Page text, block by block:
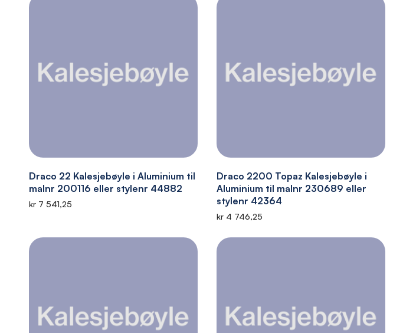
Draco 22 Kalesjebøyle i Aluminium til
malnr 200116 eller stylenr 44882
kr 7 541,25
Draco 2200 Topaz Kalesjebøyle i
Aluminium til malnr 230689 eller
stylenr 42364
kr 4 746,25